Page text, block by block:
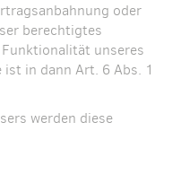
oder
berechtigtes
unseres
in dann Art. 6 Abs. 1
werden diese